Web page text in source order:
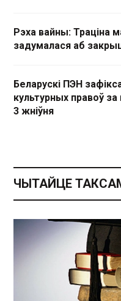
Рэха вайны: Траціна
задумалася аб
Беларускі ПЭН
культурных правоў за
3 жніўня
ЧЫТАЙЦЕ